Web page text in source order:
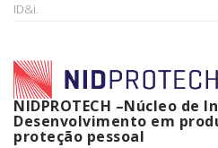
ID&i.
NIDPROTECH –Núcleo de
Desenvolvimento em
proteção pessoal